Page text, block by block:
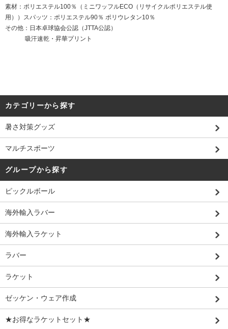
素材：ポリエステル100％（ミニワッフルECO（リサイクルポリエステル使
用））スパッツ：ポリエステル90％ ポリウレタン10％
その他：日本卓球協会公認（JTTA公認）
吸汗速乾・昇華プリント
カテゴリーから探す
暑さ対策グッズ
マルチスポーツ
グループから探す
ピックルボール
海外輸入ラバー
海外輸入ラケット
ラバー
ラケット
ゼッケン・ウェア作成
★お得なラケットセット★